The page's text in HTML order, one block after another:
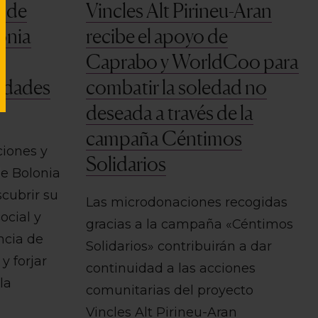
de
y
Bolonia
su
y
de
forjar
Vincles Alt Pirineu-Aran
recibe el apoyo de
Caprabo y WorldCoo para
combatir la soledad no
deseada a través de la
campaña Céntimos
Solidarios
Las microdonaciones recogidas
gracias a la campaña «Céntimos
Solidarios» contribuirán a dar
continuidad a las acciones
comunitarias del proyecto
Vincles Alt Pirineu-Aran